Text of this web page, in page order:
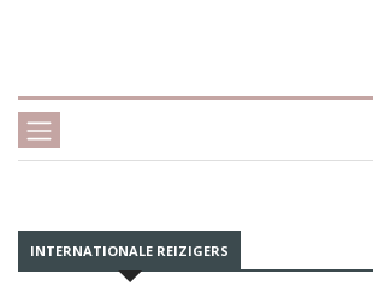
INTERNATIONALE REIZIGERS